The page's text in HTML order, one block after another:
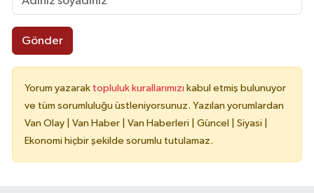
Gönder
Yorum yazarak topluluk kurallarımızı kabul etmiş bulunuyor
ve tüm sorumluluğu üstleniyorsunuz. Yazılan yorumlardan
Van Olay | Van Haber | Van Haberleri | Güncel | Siyasi |
Ekonomi hiçbir şekilde sorumlu tutulamaz.